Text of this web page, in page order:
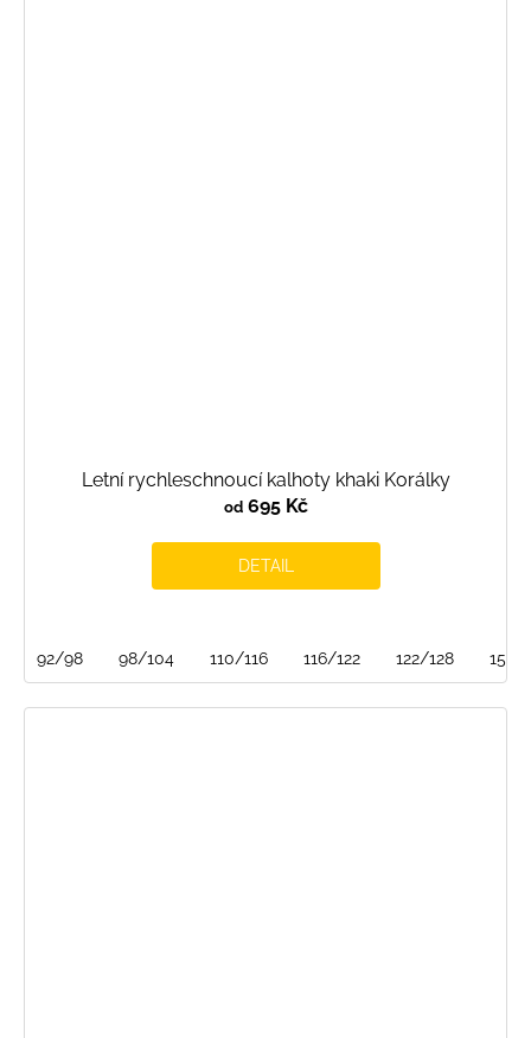
Letní rychleschnoucí kalhoty khaki Korálky
od695 Kč
DETAIL
92/98 98/104 110/116 116/122 122/128 152/